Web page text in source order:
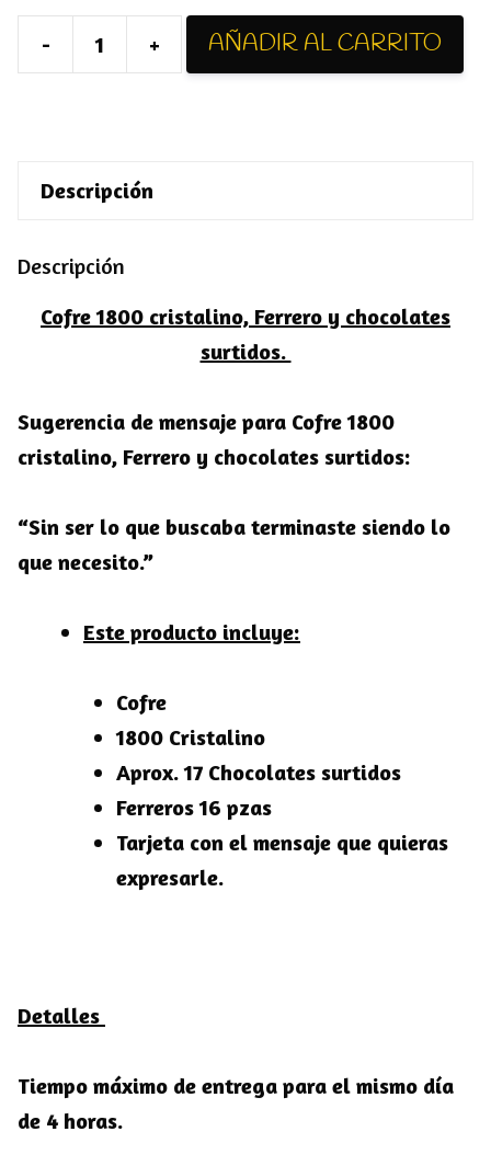
-
Cofre
cantidad
+ AÑADIR AL CARRITO
Descripción
Descripción
Cofre 1800 cristalino, Ferrero y chocolates
surtidos.
Sugerencia de mensaje para Cofre 1800
cristalino, Ferrero y chocolates surtidos:
“Sin ser lo que buscaba terminaste siendo lo
que necesito.”
Este producto incluye:
Cofre
1800 Cristalino
Aprox. 17 Chocolates surtidos
Ferreros 16 pzas
Tarjeta con el mensaje que quieras
expresarle.
Detalles
Tiempo máximo de entrega para el mismo día
de 4 horas.